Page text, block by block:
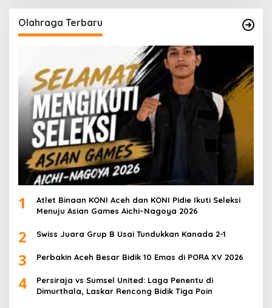
Olahraga Terbaru
1
Atlet Binaan KONI Aceh dan KONI Pidie Ikuti Seleksi
Menuju Asian Games Aichi–Nagoya 2026
2 Swiss Juara Grup B Usai Tundukkan Kanada 2-1
3 Perbakin Aceh Besar Bidik 10 Emas di PORA XV 2026
4
Persiraja vs Sumsel United: Laga Penentu di
Dimurthala, Laskar Rencong Bidik Tiga Poin